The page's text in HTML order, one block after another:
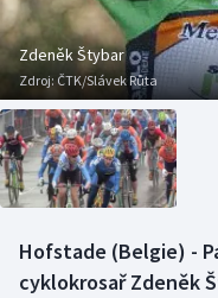
Basketbal
Biatlon
Boby a skeleton
Curling
Historické návraty
Aplikace ČT sport
AZ kvíz
Zdeněk Štybar
Zdroj: ČTK/Slávek Růta
Hofstade (Belgie) -
cyklokrosař Zdeněk